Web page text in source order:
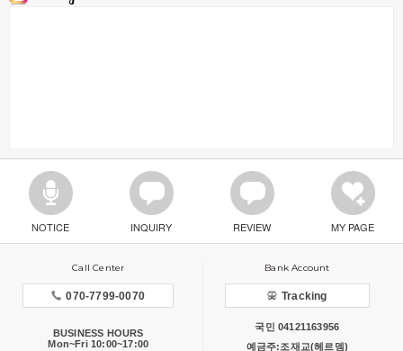
NOTICE INQUIRY REVIEW MY PAGE
Call Center
070-7799-0070
BUSINESS HOURS
Mon~Fri 10:00~17:00
Bank Account
Tracking
국민 04121163956
예금주:조재교(헤르뎀)